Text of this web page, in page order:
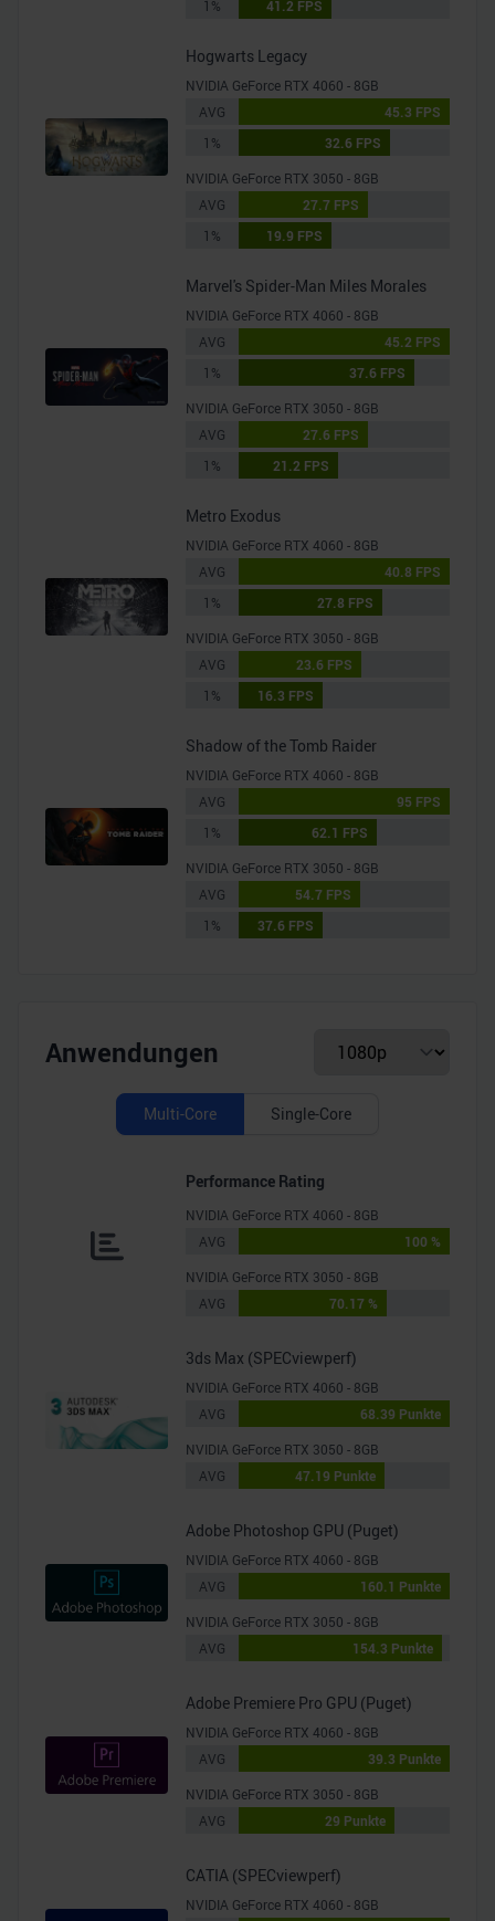
1% 41.2 FPS
Hogwarts Legacy
NVIDIA GeForce RTX 4060 - 8GB
AVG
45.3 FPS
1%
32.6 FPS
NVIDIA GeForce RTX 3050 - 8GB
AVG
27.7 FPS
1%
19.9 FPS
Marvel's Spider-Man Miles Morales
NVIDIA GeForce RTX 4060 - 8GB
AVG
45.2 FPS
1%
37.6 FPS
NVIDIA GeForce RTX 3050 - 8GB
AVG
27.6 FPS
1%
21.2 FPS
Metro Exodus
NVIDIA GeForce RTX 4060 - 8GB
AVG
40.8 FPS
1%
27.8 FPS
NVIDIA GeForce RTX 3050 - 8GB
AVG
23.6 FPS
1%
16.3 FPS
Shadow of the Tomb Raider
NVIDIA GeForce RTX 4060 - 8GB
AVG
95 FPS
1%
62.1 FPS
NVIDIA GeForce RTX 3050 - 8GB
AVG
54.7 FPS
1%
37.6 FPS
Anwendungen
Multi-Core Single-Core
Performance Rating
NVIDIA GeForce RTX 4060 - 8GB
AVG
100 %
NVIDIA GeForce RTX 3050 - 8GB
AVG
70.17 %
3ds Max (SPECviewperf)
NVIDIA GeForce RTX 4060 - 8GB
AVG
68.39 Punkte
NVIDIA GeForce RTX 3050 - 8GB
AVG
47.19 Punkte
Adobe Photoshop GPU (Puget)
NVIDIA GeForce RTX 4060 - 8GB
AVG
160.1 Punkte
NVIDIA GeForce RTX 3050 - 8GB
AVG
154.3 Punkte
Adobe Premiere Pro GPU (Puget)
NVIDIA GeForce RTX 4060 - 8GB
AVG
39.3 Punkte
NVIDIA GeForce RTX 3050 - 8GB
AVG
29 Punkte
CATIA (SPECviewperf)
NVIDIA GeForce RTX 4060 - 8GB